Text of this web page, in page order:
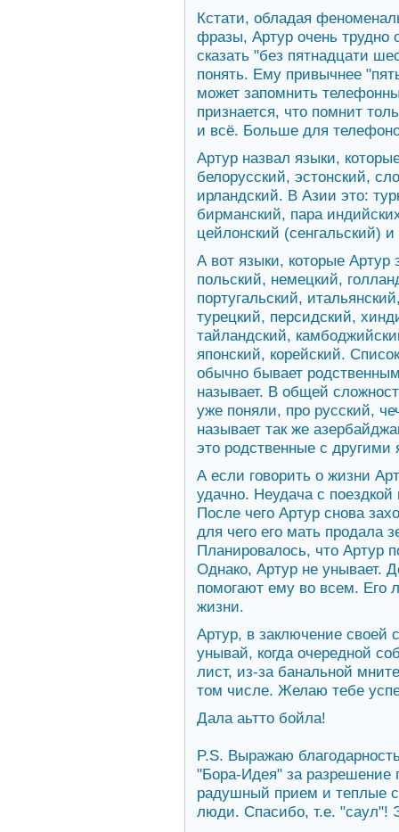
Кстати, обладая
фразы, Артур очень
сказать "без пятнадцати
понять. Ему привычнее
может запомнить
признается, что помнит
и всё. Больше для
Артур назвал языки,
белорусский, эстонский,
ирландский. В Азии это:
бирманский, пара
цейлонский (сенгальский)
А вот языки, которые Артур
польский, немецкий,
португальский,
турецкий, персидский,
тайландский,
японский, корейский.
обычно бывает
называет. В общей
уже поняли, про русский,
называет так же
это родственные с другими
А если говорить о жизни
удачно. Неудача с
После чего Артур снова
для чего его мать продала
Планировалось, что Артур
Однако, Артур не унывает.
помогают ему во всем. Его
жизни.
Артур, в заключение своей
унывай, когда очередной
лист, из-за банальной
том числе. Желаю тебе
Дала аьтто бойла!
P.S. Выражаю
"Бора-Идея" за разрешение
радушный прием и теплые
люди. Спасибо, т.е. "саул"!